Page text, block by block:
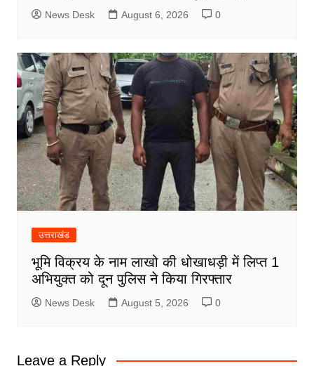
News Desk August 6, 2026 0
उत्तराखंड
भूमि विक्रय के नाम लाखो की धोखाधड़ी में लिप्त 1
अभियुक्त को दून पुलिस ने किया गिरफ्तार
News Desk August 5, 2026 0
Leave a Reply